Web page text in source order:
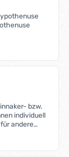
bzw.
individuell
andere